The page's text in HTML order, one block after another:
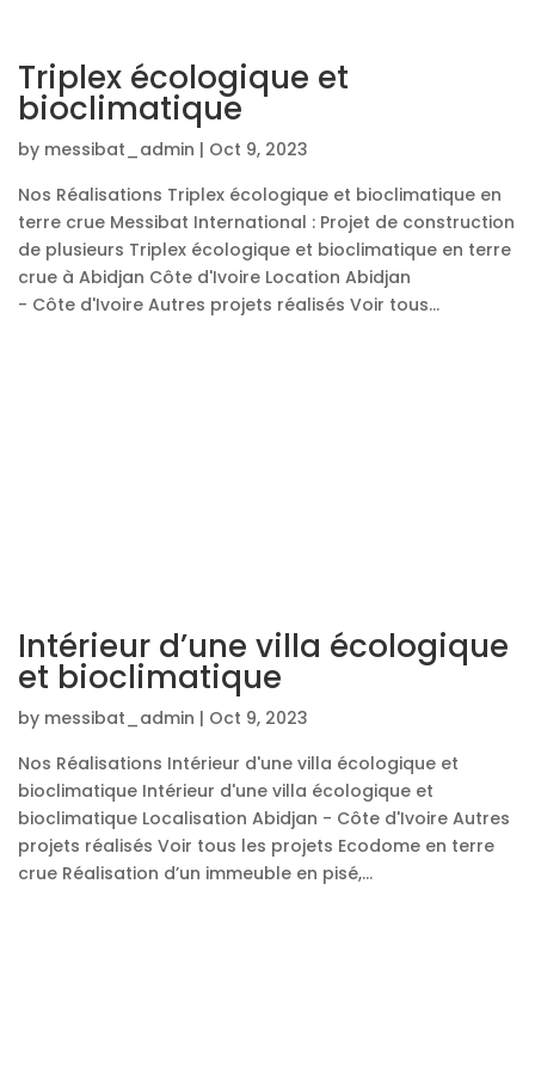
Triplex écologique et
bioclimatique
by messibat_admin | Oct 9, 2023
Nos Réalisations Triplex écologique et bioclimatique en
terre crue Messibat International : Projet de construction
de plusieurs Triplex écologique et bioclimatique en terre
crue à Abidjan Côte d'Ivoire Location Abidjan
- Côte d'Ivoire Autres projets réalisés Voir tous...
Intérieur d’une villa écologique
et bioclimatique
by messibat_admin | Oct 9, 2023
Nos Réalisations Intérieur d'une villa écologique et
bioclimatique Intérieur d'une villa écologique et
bioclimatique Localisation Abidjan - Côte d'Ivoire Autres
projets réalisés Voir tous les projets Ecodome en terre
crue Réalisation d’un immeuble en pisé,...